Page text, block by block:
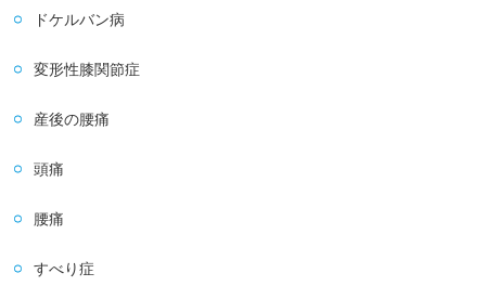
ドケルバン病
変形性膝関節症
産後の腰痛
頭痛
腰痛
すべり症